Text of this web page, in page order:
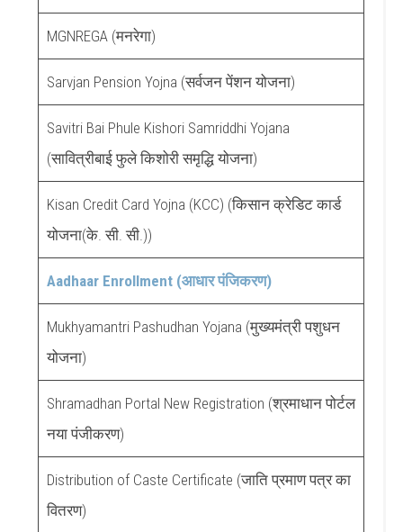
MGNREGA (मनरेगा)
Sarvjan Pension Yojna (सर्वजन पेंशन योजना)
Savitri Bai Phule Kishori Samriddhi Yojana
(सावित्रीबाई फुले किशोरी समृद्धि योजना)
Kisan Credit Card Yojna (KCC) (किसान क्रेडिट कार्ड
योजना(के. सी. सी.))
Aadhaar Enrollment (आधार पंजिकरण)
Mukhyamantri Pashudhan Yojana (मुख्यमंत्री पशुधन
योजना)
Shramadhan Portal New Registration (श्रमाधान पोर्टल
नया पंजीकरण)
Distribution of Caste Certificate (जाति प्रमाण पत्र का
वितरण)